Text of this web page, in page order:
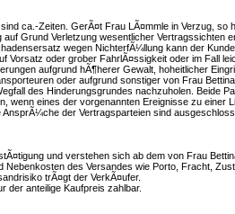
ca.-Zeiten. GerÃ¤t Frau LÃ¤mmle in Verzug,
Grund Verletzung wesentlicher Vertragssichten
wegen NichterfÃ¼llung kann der
Vorsatz oder grober FahrlÃ¤ssigkeit oder im Fall
aufgrund hÃ¶herer Gewalt, hoheitlicher
oder aufgrund sonstiger von Frau
des Hinderungsgrundes nachzuholen. Beide
wenn eines der vorgenannten Ereignisse zu einer
der Vertragsparteien sind
und verstehen sich ab dem von Frau
Nebenkosten des Versandes wie Porto, Fracht,
trÃ¤gt der VerkÃ¤ufer.
der anteilige Kaufpreis zahlbar.